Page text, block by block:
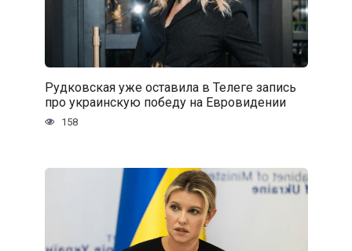
Рудковская уже оставила в Телеге запись
про украинскую победу на Евровидении
158